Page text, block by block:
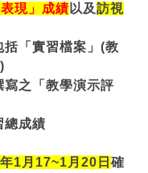
表現」成績 以及訪視
「實習檔案」(教
之「教學演示評
總成績
1月17~1月20日 確